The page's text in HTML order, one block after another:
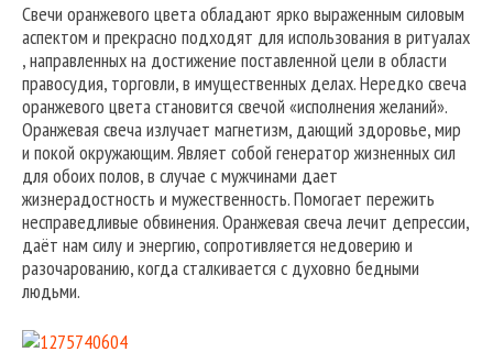
Свечи оранжевого цвета обладают ярко выраженным силовым
аспектом и прекрасно подходят для использования в ритуалах
, направленных на достижение поставленной цели в области
правосудия, торговли, в имущественных делах. Нередко свеча
оранжевого цвета становится свечой «исполнения желаний».
Оранжевая свеча излучает магнетизм, дающий здоровье, мир
и покой окружающим. Являет собой генератор жизненных сил
для обоих полов, в случае с мужчинами дает
жизнерадостность и мужественность. Помогает пережить
несправедливые обвинения. Оранжевая свеча лечит депрессии,
даёт нам силу и энергию, сопротивляется недоверию и
разочарованию, когда сталкивается с духовно бедными
людьми.